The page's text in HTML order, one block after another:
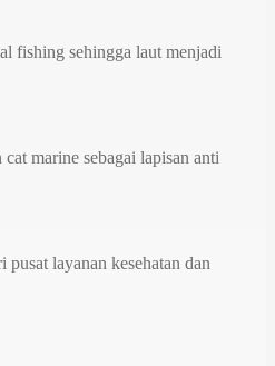
fishing sehingga laut menjadi
marine sebagai lapisan anti
layanan kesehatan dan